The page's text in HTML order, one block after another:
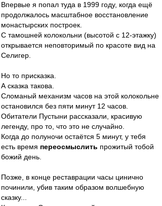
Впервые я попал туда в 1999 году, когда ещё
продолжалось масштабное восстановление
монастырских построек.
С тамошней колокольни (высотой с 12-этажку)
открывается неповторимый по красоте вид на
Селигер.
Но то присказка.
А сказка такова.
Сломаный механизм часов на этой колокольне
остановился без пяти минут 12 часов.
Обитатели Пустыни рассказали, красивую
легенду, про то, что это не случайно.
Когда до полуночи остаётся 5 минут, у тебя
есть время переосмыслить прожитый тобой
божий день.
Позже, в конце реставрации часы цинично
починили, убив таким образом волшебную
сказку...